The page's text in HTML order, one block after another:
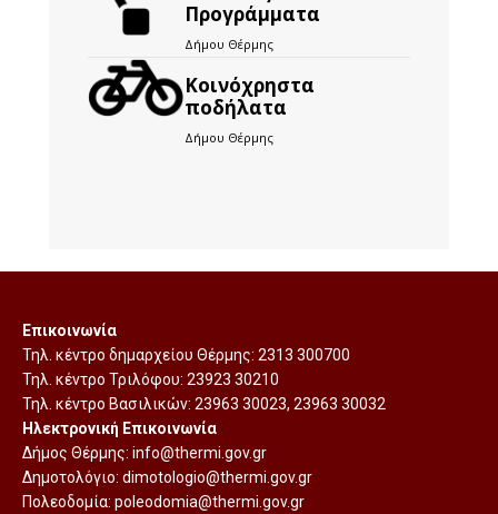
Προγράμματα
Δήμου Θέρμης
Kοινόχρηστα
ποδήλατα
Δήμου Θέρμης
Επικοινωνία
Τηλ. κέντρο δημαρχείου Θέρμης: 2313 300700
Τηλ. κέντρο Τριλόφου: 23923 30210
Τηλ. κέντρο Βασιλικών: 23963 30023, 23963 30032
Ηλεκτρονική Επικοινωνία
Δήμος Θέρμης: info@thermi.gov.gr
Δημοτολόγιο: dimotologio@thermi.gov.gr
Πολεοδομία: poleodomia@thermi.gov.gr